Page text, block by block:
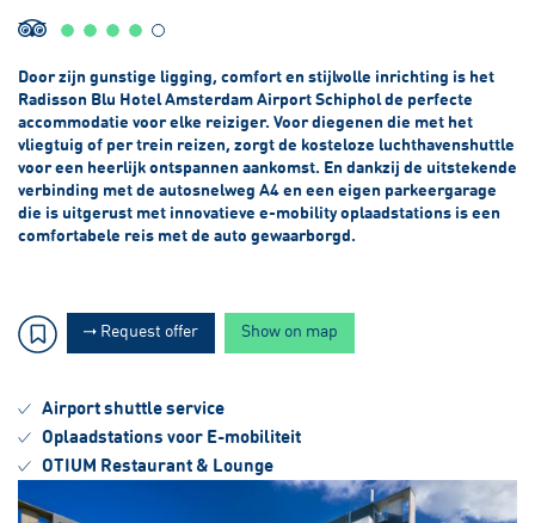
Door zijn gunstige ligging, comfort en stijlvolle inrichting is het
Radisson Blu Hotel Amsterdam Airport Schiphol de perfecte
accommodatie voor elke reiziger. Voor diegenen die met het
vliegtuig of per trein reizen, zorgt de kosteloze luchthavenshuttle
voor een heerlijk ontspannen aankomst. En dankzij de uitstekende
verbinding met de autosnelweg A4 en een eigen parkeergarage
die is uitgerust met innovatieve e-mobility oplaadstations is een
comfortabele reis met de auto gewaarborgd.
Request offer Show on map
Airport shuttle service
Oplaadstations voor E-mobiliteit
OTIUM Restaurant & Lounge